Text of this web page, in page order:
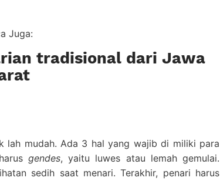
Juga:
tradisional dari Jawa
lah mudah. Ada 3 hal yang wajib di miliki para
gendes, yaitu luwes atau lemah gemulai.
sedih saat menari. Terakhir, penari harus